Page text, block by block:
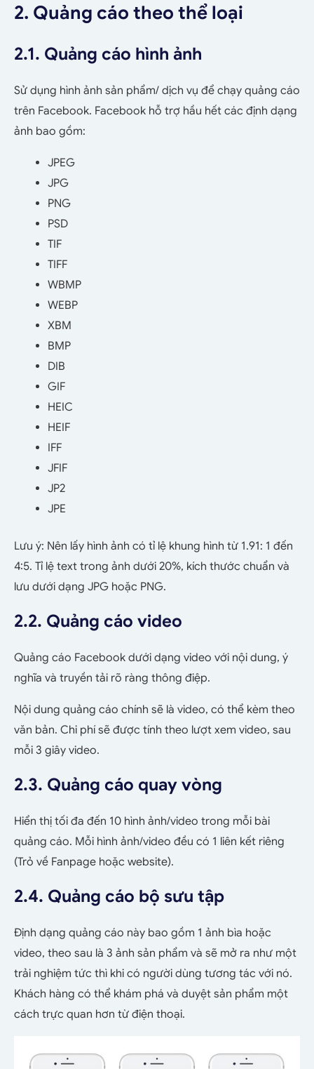
2. Quảng cáo theo thể loại
2.1. Quảng cáo hình ảnh
Sử dụng hình ảnh sản phẩm/ dịch vụ để chạy quảng cáo
trên Facebook. Facebook hỗ trợ hầu hết các định dạng
ảnh bao gồm:
JPEG
JPG
PNG
PSD
TIF
TIFF
WBMP
WEBP
XBM
BMP
DIB
GIF
HEIC
HEIF
IFF
JFIF
JP2
JPE
Lưu ý: Nên lấy hình ảnh có tỉ lệ khung hình từ 1.91: 1 đến
4:5. Tỉ lệ text trong ảnh dưới 20%, kích thước chuẩn và
lưu dưới dạng JPG hoặc PNG.
2.2. Quảng cáo video
Quảng cáo Facebook dưới dạng video với nội dung, ý
nghĩa và truyền tải rõ ràng thông điệp.
Nội dung quảng cáo chính sẽ là video, có thể kèm theo
văn bản. Chi phí sẽ được tính theo lượt xem video, sau
mỗi 3 giây video.
2.3. Quảng cáo quay vòng
Hiển thị tối đa đến 10 hình ảnh/video trong mỗi bài
quảng cáo. Mỗi hình ảnh/video đều có 1 liên kết riêng
(Trỏ về Fanpage hoặc website).
2.4. Quảng cáo bộ sưu tập
Định dạng quảng cáo này bao gồm 1 ảnh bìa hoặc
video, theo sau là 3 ảnh sản phẩm và sẽ mở ra như một
trải nghiệm tức thì khi có người dùng tương tác với nó.
Khách hàng có thể khám phá và duyệt sản phẩm một
cách trực quan hơn từ điện thoại.